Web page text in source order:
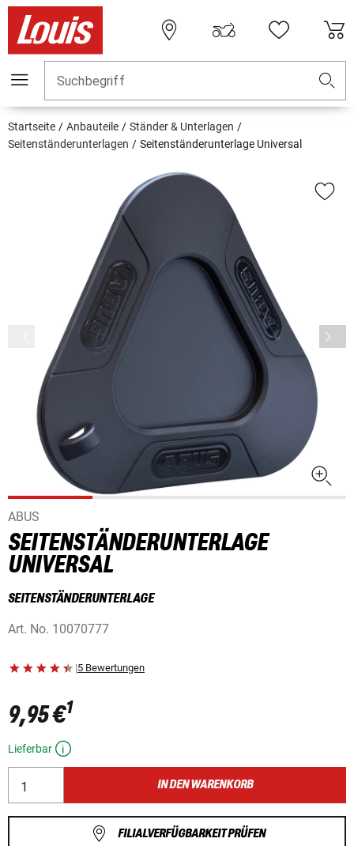
Suchbegriff
Startseite Anbauteile
Ständer & Unterlagen
Seitenständerunterlagen
Seitenständerunterlage Universal
ABUS
SEITENSTÄNDERUNTERLAGE
UNIVERSAL
SEITENSTÄNDERUNTERLAGE
Art. No. 10070777
|5 Bewertungen
9,95 €1
Lieferbar
IN DEN WARENKORB
FILIALVERFÜGBARKEIT PRÜFEN